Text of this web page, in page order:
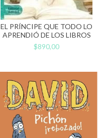
EL PRÍNCIPE QUE TODO LO
APRENDIÓ DE LOS LIBROS
$890,00